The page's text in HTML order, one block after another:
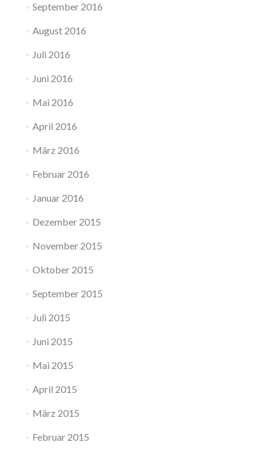
September 2016
August 2016
Juli 2016
Juni 2016
Mai 2016
April 2016
März 2016
Februar 2016
Januar 2016
Dezember 2015
November 2015
Oktober 2015
September 2015
Juli 2015
Juni 2015
Mai 2015
April 2015
März 2015
Februar 2015